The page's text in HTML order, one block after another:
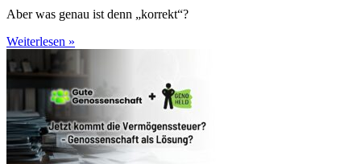
Aber was genau ist denn „korrekt“?
Weiterlesen »